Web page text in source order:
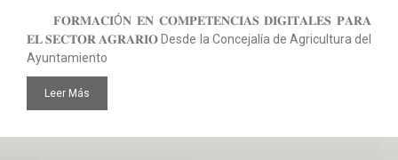
𝐅𝐎𝐑𝐌𝐀𝐂𝐈Ó𝐍 𝐄𝐍 𝐂𝐎𝐌𝐏𝐄𝐓𝐄𝐍𝐂𝐈𝐀𝐒 𝐃𝐈𝐆𝐈𝐓𝐀𝐋𝐄𝐒 𝐏𝐀𝐑𝐀
𝐄𝐋 𝐒𝐄𝐂𝐓𝐎𝐑 𝐀𝐆𝐑𝐀𝐑𝐈𝐎 Desde la Concejalía de Agricultura del
Ayuntamiento
Leer Más